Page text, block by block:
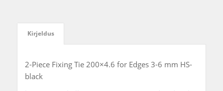
Kirjeldus
2-Piece Fixing Tie 200×4.6 for Edges 3-6 mm HS-
black